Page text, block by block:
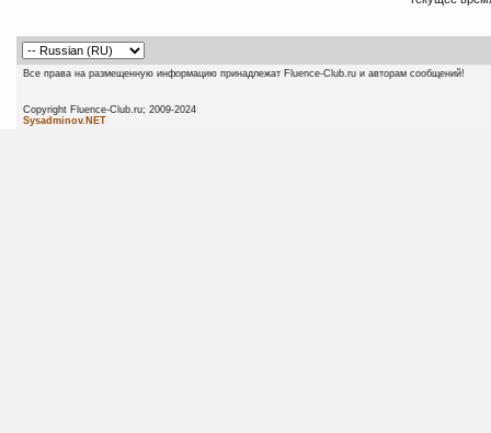
Все права на размещенную информацию принадлежат Fluence-Club.ru и авторам сообщений!
Copyright Fluence-Club.ru;
Sysadminov.NET